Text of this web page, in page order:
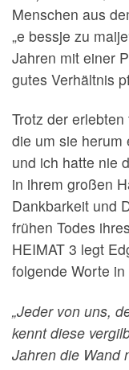
Menschen aus
„e bessje zu
Jahren mit einer
gutes Verhältnis
Trotz der
die um sie herum
und ich hatte nie
in ihrem großen
Dankbarkeit und
frühen Todes
HEIMAT 3 legt
folgende Worte
„Jeder von uns,
kennt diese
Jahren die Wand